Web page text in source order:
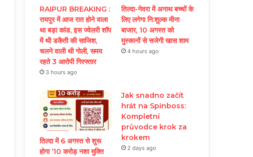
RAIPUR BREAKING :
रायपुर में आज रात होने वाला
था बड़ा कांड, इस ज्वेलरी शॉप
में थी डकैती की साजिश,
चलने वाली थी गोली, समय
रहते 3 आरोपी गिरफ्तार
3 hours ago
तिल्दा-नेवरा में अनाथ बच्चों के
लिए लगेगा नि:शुल्क मीना
बाजार, 10 अगस्त को
मुस्कानों से सजेगी खास शाम
4 hours ago
तिल्दा में 6 अगस्त से शुरू
होगा ‘10 करोड़ नशा मुक्ति
Jak snadno začít
hrát na Spinboss:
Kompletní
průvodce krok za
krokem
2 days ago